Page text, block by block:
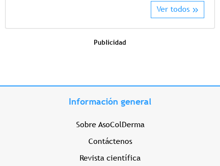
Ver todos
Publicidad
Información general
Sobre AsoColDerma
Contáctenos
Revista científica